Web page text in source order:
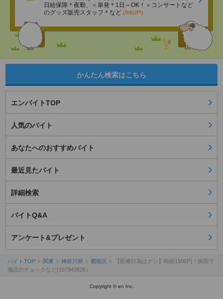
日給保障＊夜勤、＜単発＊1日～OK！＞コンサートなど
のグッズ販売スタッフ＊など (8/6UP!)
かんたん検索はこちら
エンバイトTOP
人気のバイト
あなたへのおすすめバイト
最近見たバイト
詳細検索
バイトQ&A
アンケート&プレゼント
バイトTOP 関東 神奈川県 都筑区
【医療行為はナシ】時給1500円！病院で
備品のチェックなど(107943926）
Copyright © en Inc.